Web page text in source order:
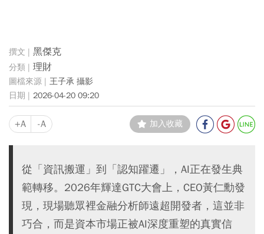
黑傑克
理財
王子承 攝影
2026-04-20 09:20
+A -A 加入收藏
從「資訊搬運」到「認知躍遷」，AI正在發生典
範轉移。2026年輝達GTC大會上，CEO黃仁勳發
現，現場聽眾裡金融分析師遠超開發者，這並非
巧合，而是資本市場正被AI深度重塑的真實信